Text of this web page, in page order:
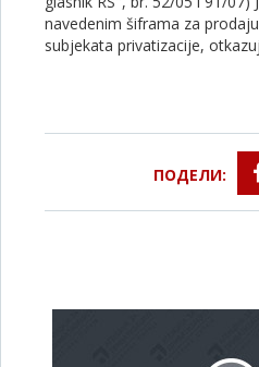
navedenim šiframa za
subjekata privatizacije,
ПОДЕЛИ: